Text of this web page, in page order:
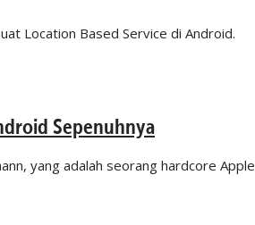
Location Based Service di Android.
Sepenuhnya
yang adalah seorang hardcore Apple